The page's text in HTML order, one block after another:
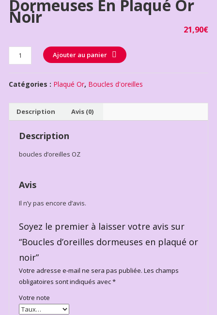
Dormeuses En Plaqué Or
Noir
21,90€
Quantité Ajouter au panier
Catégories : Plaqué Or, Boucles d'oreilles
Description Avis (0)
Description
boucles d’oreilles OZ
Avis
Il n’y pas encore d’avis.
Soyez le premier à laisser votre avis sur
“Boucles d’oreilles dormeuses en plaqué or
noir”
Votre adresse e-mail ne sera pas publiée. Les champs
obligatoires sont indiqués avec*
Votre note